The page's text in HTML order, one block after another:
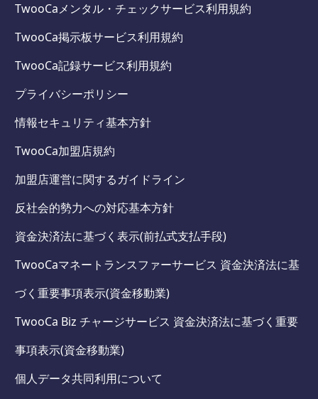
TwooCaメンタル・チェックサービス利用規約
TwooCa掲示板サービス利用規約
TwooCa記録サービス利用規約
プライバシーポリシー
情報セキュリティ基本方針
TwooCa加盟店規約
加盟店運営に関するガイドライン
反社会的勢力への対応基本方針
資金決済法に基づく表示(前払式支払手段)
TwooCaマネートランスファーサービス 資金決済法に基
づく重要事項表示(資金移動業)
TwooCa Biz チャージサービス 資金決済法に基づく重要
事項表示(資金移動業)
個人データ共同利用について